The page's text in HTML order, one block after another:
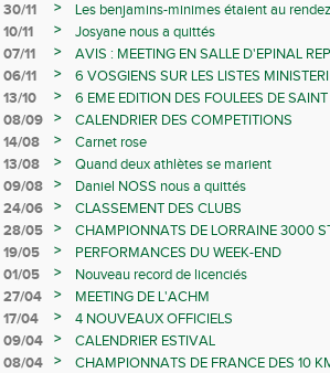
30/11
>
Les benjamins-minimes étaient au
10/11
>
Josyane nous a quittés
07/11
>
AVIS : MEETING EN SALLE D'EPINAL
NOVEMBRE
06/11 >
6 VOSGIENS SUR LES LISTES
13/10
>
6 EME EDITION DES FOULEES DE
08/09
>
CALENDRIER DES COMPETITIONS
14/08
>
Carnet rose
13/08
>
Quand deux athlètes se marient
09/08
>
Daniel NOSS nous a quittés
24/06
>
CLASSEMENT DES CLUBS
28/05
>
CHAMPIONNATS DE LORRAINE 3000
LANCERS ET SEMI MARATHON
19/05 >
PERFORMANCES DU WEEK-END
01/05
>
Nouveau record de licenciés
27/04
>
MEETING DE L'ACHM
17/04
>
4 NOUVEAUX OFFICIELS
09/04
>
CALENDRIER ESTIVAL
08/04
>
CHAMPIONNATS DE FRANCE DES 10